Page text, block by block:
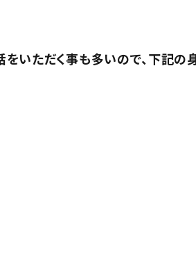
いただく事も多いので、下記の